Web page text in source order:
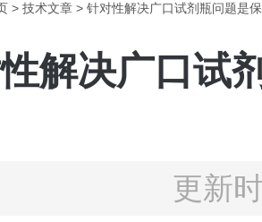
> 技术文章 > 针对性解决广口试剂瓶问题是
解决广口试
更新